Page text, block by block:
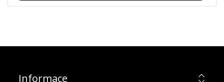
Informace